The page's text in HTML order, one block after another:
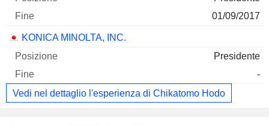
01/09/2017
KONICA MINOLTA, INC.
Presidente
-
Vedi nel dettaglio l'esperienza di Chikatomo Hodo